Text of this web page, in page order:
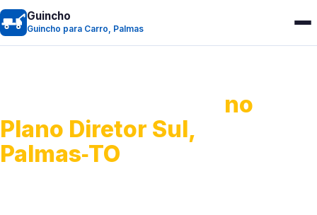
Guincho
Guincho para Carro, Palmas
no
Plano Diretor Sul,
Palmas‑TO